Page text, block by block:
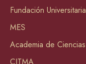
Fundación
MES
Academia de